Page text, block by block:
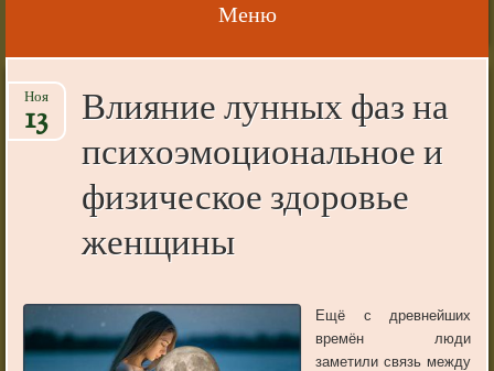
Меню
Skip to content
Влияние лунных фаз на
психоэмоциональное и
физическое здоровье
женщины
Ноя
13
Ещё с древнейших
времён люди
заметили связь между